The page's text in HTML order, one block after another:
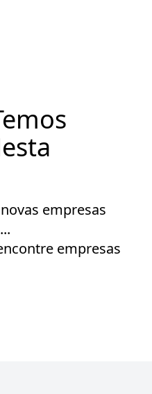
empresas
empresas